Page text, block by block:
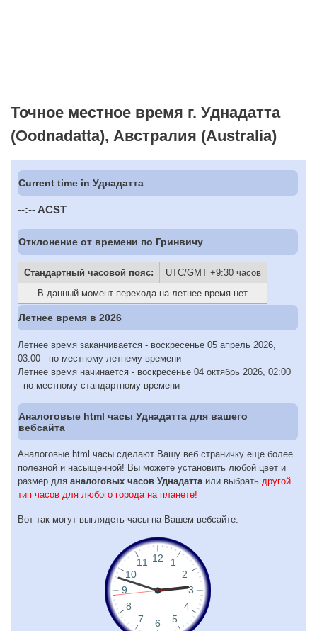
Точное местное время г. Уднадатта
(Oodnadatta), Австралия (Australia)
Current time in Уднадатта
--:-- ACST
Отклонение от времени по Гринвичу
Стандартный часовой пояс:
UTC/GMT +9:30 часов
В данный момент перехода на летнее время нет
Летнее время в 2026
Летнее время заканчивается - воскресенье 05 апрель 2026,
03:00 - по местному летнему времени
Летнее время начинается - воскресенье 04 октябрь 2026, 02:00
- по местному стандартному времени
Аналоговые html часы Уднадатта для вашего
вебсайта
Аналоговые html часы сделают Вашу веб страничку еще более
полезной и насыщенной! Вы можете установить любой цвет и
размер для аналоговых часов Уднадаттаили выбрать другой
тип часов для любого города на планете!
Вот так могут выглядеть часы на Вашем вебсайте: